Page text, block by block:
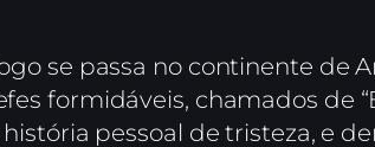
se passa no continente de
formidáveis, chamados de
pessoal de tristeza, e